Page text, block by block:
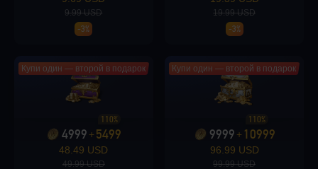
Loading...
Loading...
9.99 USD
-3%
19.99 USD
-3%
Купи один — второй в подарок
4999 +5499
110%
48.49 USD
49.99 USD
Купи один — второй в подарок
9999 + 10999
110%
96.99 USD
99.99 USD